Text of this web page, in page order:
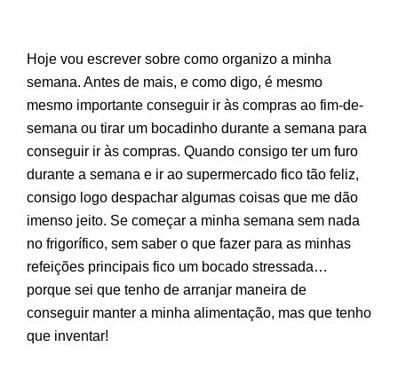
Hoje vou escrever sobre como organizo a minha
semana. Antes de mais, e como digo, é mesmo
mesmo importante conseguir ir às compras ao fim-de-
semana ou tirar um bocadinho durante a semana para
conseguir ir às compras. Quando consigo ter um furo
durante a semana e ir ao supermercado fico tão feliz,
consigo logo despachar algumas coisas que me dão
imenso jeito. Se começar a minha semana sem nada
no frigorífico, sem saber o que fazer para as minhas
refeições principais fico um bocado stressada…
porque sei que tenho de arranjar maneira de
conseguir manter a minha alimentação, mas que tenho
que inventar!